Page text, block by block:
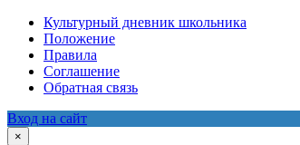
Культурный дневник школьника
Положение
Правила
Соглашение
Обратная связь
Вход на сайт
×